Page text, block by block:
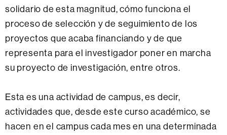
solidario de esta magnitud, cómo funciona el
proceso de selección y de seguimiento de los
proyectos que acaba financiando y de que
representa para el investigador poner en marcha
su proyecto de investigación, entre otros.
Esta es una actividad de campus, es decir,
actividades que, desde este curso académico, se
hacen en el campus cada mes en una determinada